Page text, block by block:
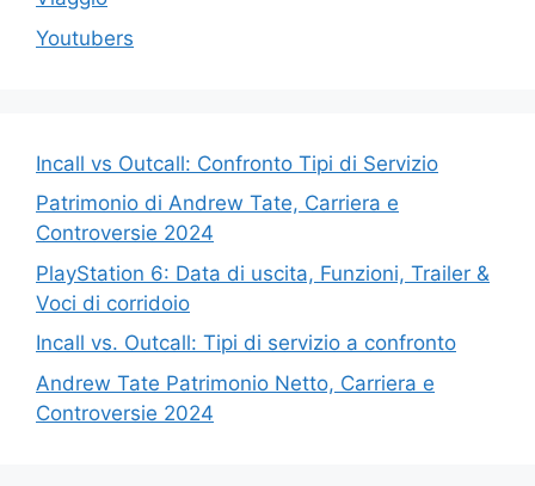
Youtubers
Incall vs Outcall: Confronto Tipi di Servizio
Patrimonio di Andrew Tate, Carriera e
Controversie 2024
PlayStation 6: Data di uscita, Funzioni, Trailer &
Voci di corridoio
Incall vs. Outcall: Tipi di servizio a confronto
Andrew Tate Patrimonio Netto, Carriera e
Controversie 2024